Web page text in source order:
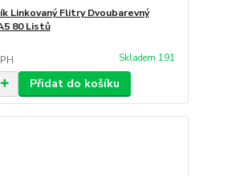
Linkovaný Flitry Dvoubarevný
80 Listů
Skladem 191
Přidat do košíku